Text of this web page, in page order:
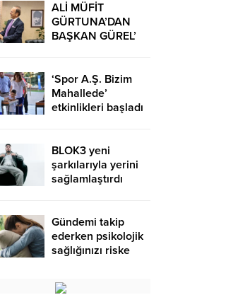
ALİ MÜFİT
GÜRTUNA’DAN
BAŞKAN GÜREL’
‘Spor A.Ş. Bizim
Mahallede’
etkinlikleri başladı
BLOK3 yeni
şarkılarıyla yerini
sağlamlaştırdı
Gündemi takip
ederken psikolojik
sağlığınızı riske